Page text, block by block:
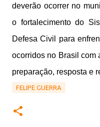
deverão ocorrer no
o fortalecimento do
Defesa Civil para
ocorridos no Brasil com
preparação, resposta e
FELIPE GUERRA